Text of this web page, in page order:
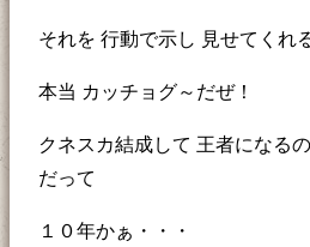
それを 行動で示し 見せてくれ
本当 カッチョグ～だぜ！
クネスカ結成して 王者になる
だって
１０年かぁ・・・